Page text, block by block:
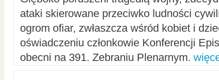
ataki skierowane przeciwko ludności
ogrom ofiar, zwłaszcza wśród kobiet i
oświadczeniu członkowie Konferencji
obecni na 391. Zebraniu Plenarnym.